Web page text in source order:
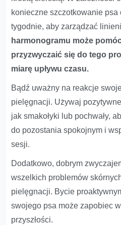
konieczne szczotkowanie psa
tygodnie, aby zarządzać
harmonogramu może
przyzwyczaić się do tego
miarę upływu czasu.
Bądź uważny na reakcje
pielęgnacji. Używaj
jak smakołyki lub pochwały,
do pozostania spokojnym i
sesji.
Dodatkowo, dobrym
wszelkich problemów
pielęgnacji. Bycie
swojego psa może zapobiec
przyszłości.